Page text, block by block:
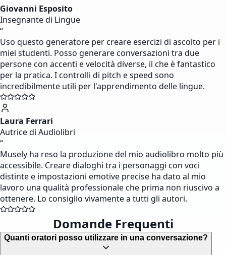
Giovanni Esposito
Insegnante di Lingue
“
Uso questo generatore per creare esercizi di ascolto per i
miei studenti. Posso generare conversazioni tra due
persone con accenti e velocità diverse, il che è fantastico
per la pratica. I controlli di pitch e speed sono
incredibilmente utili per l'apprendimento delle lingue.
Laura Ferrari
Autrice di Audiolibri
“
Musely ha reso la produzione del mio audiolibro molto più
accessibile. Creare dialoghi tra i personaggi con voci
distinte e impostazioni emotive precise ha dato al mio
lavoro una qualità professionale che prima non riuscivo a
ottenere. Lo consiglio vivamente a tutti gli autori.
Domande Frequenti
Quanti oratori posso utilizzare in una conversazione?